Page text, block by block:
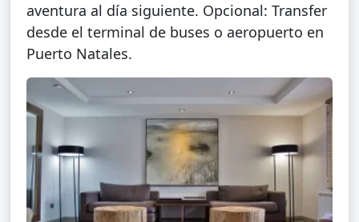
aventura al día siguiente. Opcional: Transfer
desde el terminal de buses o aeropuerto en
Puerto Natales.